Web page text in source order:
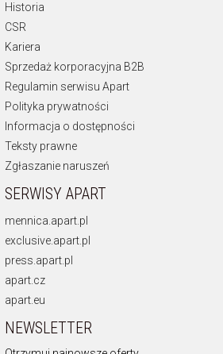
Historia
CSR
Kariera
Sprzedaż korporacyjna B2B
Regulamin serwisu Apart
Polityka prywatności
Informacja o dostępności
Teksty prawne
Zgłaszanie naruszeń
SERWISY APART
mennica.apart.pl
exclusive.apart.pl
press.apart.pl
apart.cz
apart.eu
NEWSLETTER